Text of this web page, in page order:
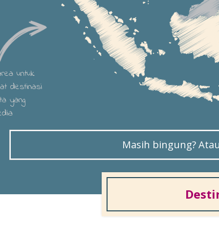
untuk
destinasi
yang
Masih bingung?